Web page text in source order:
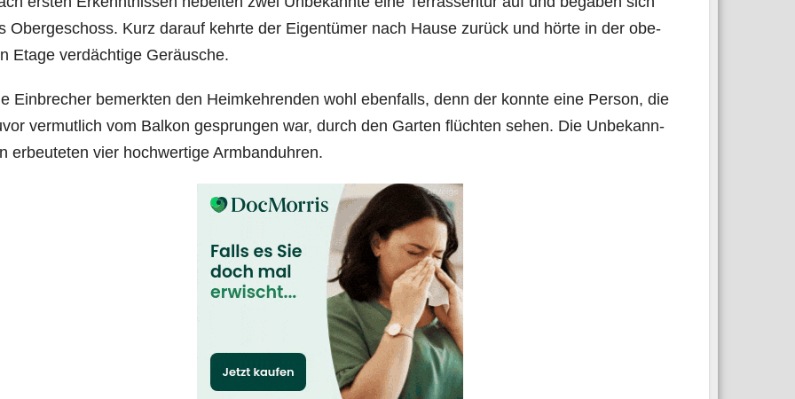
Ober­ge­schoss. Kurz dar­auf kehr­te der Eigen­tü­mer nach Hau­se zurück und hör­te in der obe­
Eta­ge ver­däch­ti­ge Geräusche.
Ein­bre­cher bemerk­ten den Heim­keh­ren­den wohl eben­falls, denn der konn­te eine Per­son, die
ver­mut­lich vom Bal­kon gesprun­gen war, durch den Gar­ten flüch­ten sehen. Die Unbe­kann­
erbeu­te­ten vier hoch­wer­ti­ge Armbanduhren.